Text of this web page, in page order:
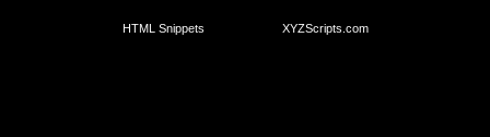
HTML Snippets XYZScripts.com